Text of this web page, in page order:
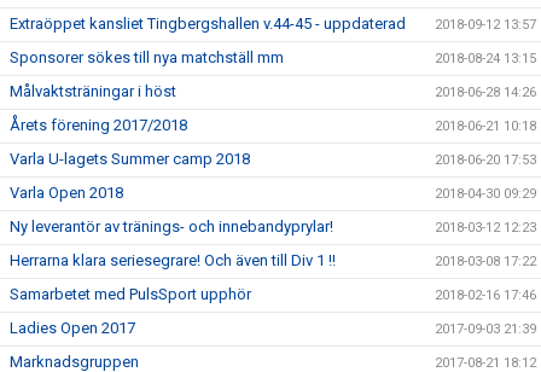
Extraöppet kansliet Tingbergshallen v.44-45 - uppdaterad 2018-09-12 13:57
Sponsorer sökes till nya matchställ mm 2018-08-24 13:15
Målvaktsträningar i höst 2018-06-28 14:26
Årets förening 2017/2018 2018-06-21 10:18
Varla U-lagets Summer camp 2018 2018-06-20 17:53
Varla Open 2018 2018-04-30 09:29
Ny leverantör av tränings- och innebandyprylar! 2018-03-12 12:23
Herrarna klara seriesegrare! Och även till Div 1 !! 2018-03-08 17:22
Samarbetet med PulsSport upphör 2018-02-16 17:46
Ladies Open 2017 2017-09-03 21:39
Marknadsgruppen 2017-08-21 18:12